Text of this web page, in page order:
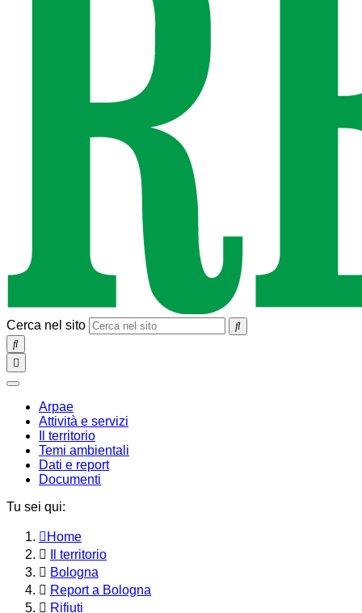
Cerca nel sito
SEARCH
Toggle
navigation
chiudi
Arpae
Attività e servizi
Il territorio
Temi ambientali
Dati e report
Documenti
Tu sei qui:
Home
Il territorio
Bologna
Report a Bologna
Rifiuti